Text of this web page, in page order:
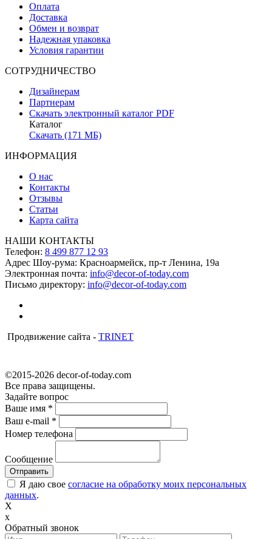
Оплата
Доставка
Обмен и возврат
Надежная упаковка
Условия гарантии
СОТРУДНИЧЕСТВО
Дизайнерам
Партнерам
Скачать электронный каталог PDF
Каталог
Скачать (171 МБ)
ИНФОРМАЦИЯ
О нас
Контакты
Отзывы
Статьи
Карта сайта
НАШИ КОНТАКТЫ
Телефон: 8 499 877 12 93
Адрес Шоу-рума: Красноармейск, пр-т Ленина, 19а
Электронная почта: info@decor-of-today.com
Письмо директору: info@decor-of-today.com
Продвижение сайта - TRINET
©2015-2026 decor-of-today.com
Все права защищены.
Задайте вопрос
Ваше имя *
Ваш e-mail *
Номер телефона
Сообщение
Я даю свое согласие на обработку моих персональных
данных.
X
x
Обратный звонок